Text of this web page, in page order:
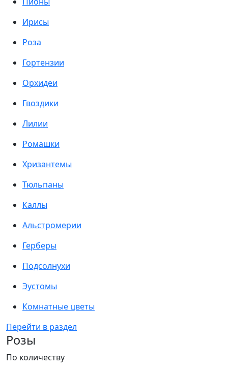
Ирисы
Роза
Гортензии
Орхидеи
Гвоздики
Лилии
Ромашки
Хризантемы
Тюльпаны
Каллы
Альстромерии
Герберы
Подсолнухи
Эустомы
Комнатные цветы
Перейти в раздел
Розы
По количеству